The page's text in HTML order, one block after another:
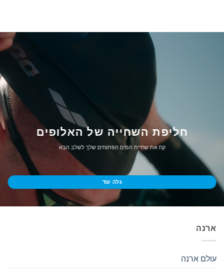
חליפת השחייה של האלופים
קח את שחיית המים הפתוחים שלך לשלב הבא
גלה עוד
ארנה
עולם ארנה